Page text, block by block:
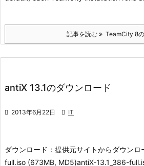
記事を読む TeamCity 8
antiX 13.1のダウンロード
 2013年6月22日  IT
ダウンロード： 提供元サイトからダウンロ
full.iso (673MB, MD5)antiX-13.1_386-